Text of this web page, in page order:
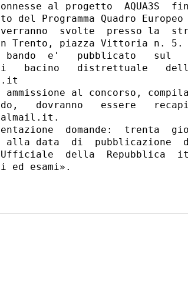
al progetto  AQUA3S
del Programma Quadro
svolte  presso la
Trento, piazza Vittoria n. 5.
bando  e'   pubblicato   sul
bacino   distrettuale
ammissione al concorso,
dovranno   essere
domande:  trenta
alla data  di  pubblicazione
Ufficiale  della  Repubblica
ed esami».